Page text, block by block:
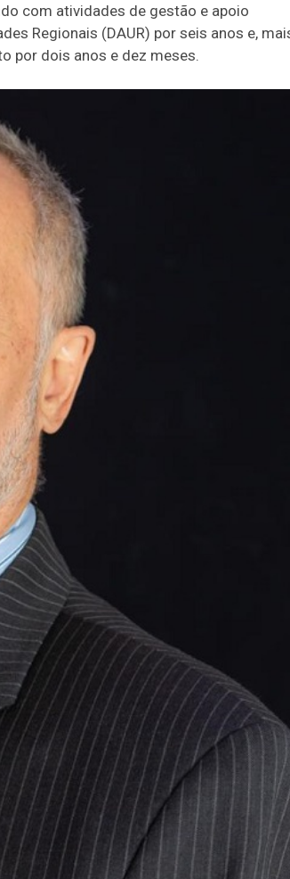
com atividades de gestão e apoio
Regionais (DAUR) por seis anos e,
por dois anos e dez meses.